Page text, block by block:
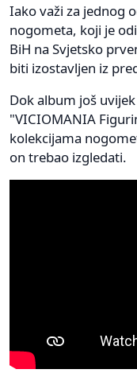
Iako važi za jednog
nogometa, koji je
BiH na Svjetsko
biti izostavljen iz
Dok album još
"VICIOMANIA
kolekcijama
on trebao izgledati.